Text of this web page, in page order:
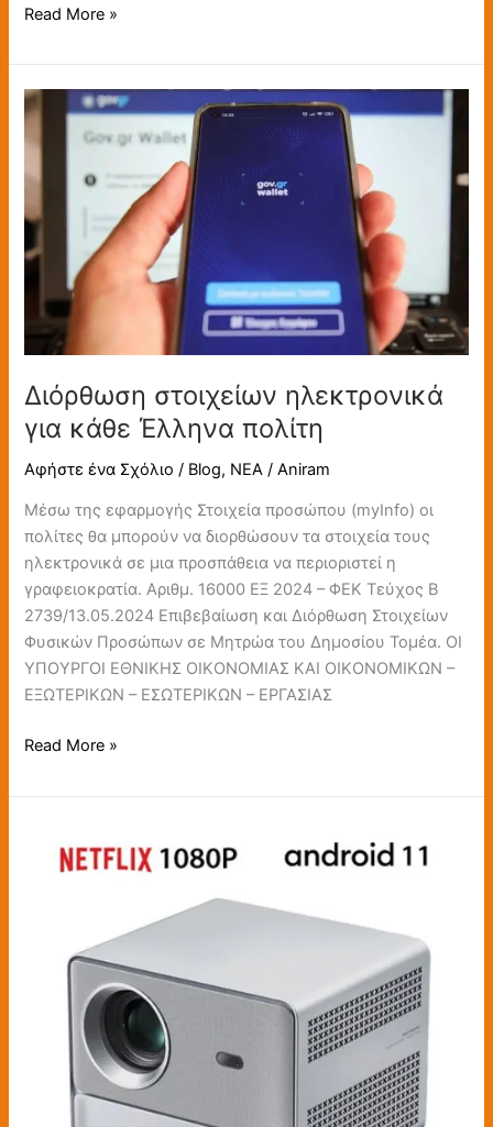
Read More »
Διόρθωση στοιχείων ηλεκτρονικά
για κάθε Έλληνα πολίτη
Αφήστε ένα Σχόλιο / Blog, ΝΕΑ /Aniram
Μέσω της εφαρμογής Στοιχεία προσώπου (myInfo) οι
πολίτες θα μπορούν να διορθώσουν τα στοιχεία τους
ηλεκτρονικά σε μια προσπάθεια να περιοριστεί η
γραφειοκρατία. Αριθμ. 16000 ΕΞ 2024 – ΦΕΚ Τεύχος Β
2739/13.05.2024 Επιβεβαίωση και Διόρθωση Στοιχείων
Φυσικών Προσώπων σε Μητρώα του Δημοσίου Τομέα. ΟΙ
ΥΠΟΥΡΓΟΙ ΕΘΝΙΚΗΣ ΟΙΚΟΝΟΜΙΑΣ ΚΑΙ ΟΙΚΟΝΟΜΙΚΩΝ –
ΕΞΩΤΕΡΙΚΩΝ – ΕΣΩΤΕΡΙΚΩΝ – ΕΡΓΑΣΙΑΣ
Διόρθωση
στοιχείων
ηλεκτρονικά
για
κάθε
Έλληνα
πολίτη
Read More »
“ΚΟΡΥΦΑΙΟΣ”
2024…
ΚΟΜΠΛΕ
Ευρώπη…